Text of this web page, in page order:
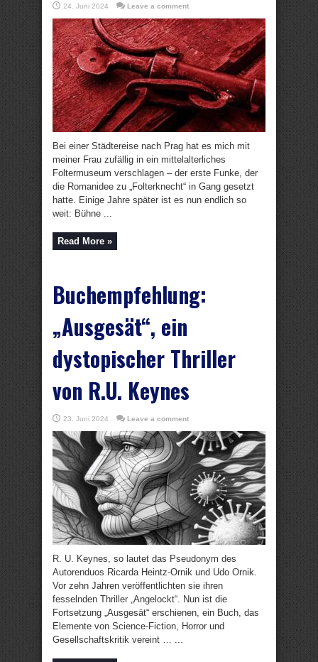
24. Juni 2024 Leave a comment
Bei einer Städtereise nach Prag hat es mich mit
meiner Frau zufällig in ein mittelalterliches
Foltermuseum verschlagen – der erste Funke, der
die Romanidee zu „Folterknecht“ in Gang gesetzt
hatte. Einige Jahre später ist es nun endlich so
weit: Bühne ...
Read More »
Buchempfehlung:
„Ausgesät“, ein
dystopischer Thriller
von R.U. Keynes
23. Juni 2024 Leave a comment
R. U. Keynes, so lautet das Pseudonym des
Autorenduos Ricarda Heintz-Ornik und Udo Ornik.
Vor zehn Jahren veröffentlichten sie ihren
fesselnden Thriller „Angelockt“. Nun ist die
Fortsetzung „Ausgesät“ erschienen, ein Buch, das
Elemente von Science-Fiction, Horror und
Gesellschaftskritik vereint … ...